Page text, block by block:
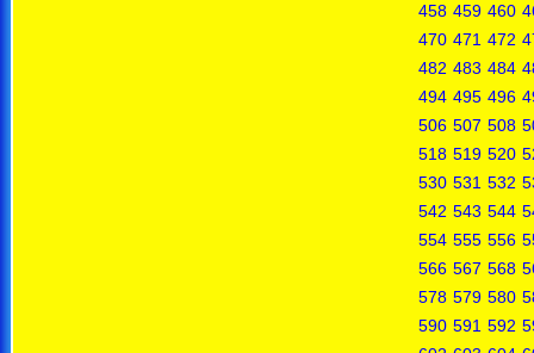
458 459 460
470 471 472
482 483 484
494 495 496
506 507 508
518 519 520
530 531 532
542 543 544
554 555 556
566 567 568
578 579 580
590 591 592